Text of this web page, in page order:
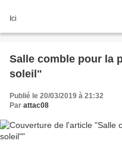
Ici
Salle comble pour la
soleil"
Publié le 20/03/2019 à 21:32
Par attac08